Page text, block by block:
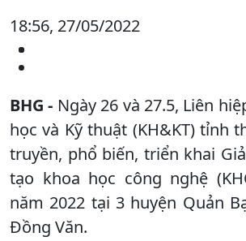
18:56, 27/05/2022
BHG - Ngày 26 và 27.5, Liên
học và Kỹ thuật (KH&KT) tỉnh
truyền, phổ biến, triển khai
tạo khoa học công nghệ
năm 2022 tại 3 huyện Quản
Đồng Văn.